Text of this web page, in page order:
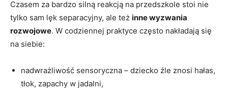
Czasem za bardzo silną reakcją na przedszkole stoi nie
tylko sam lęk separacyjny, ale też inne wyzwania
rozwojowe. W codziennej praktyce często nakładają się
na siebie:
nadwrażliwość sensoryczna – dziecko źle znosi hałas,
tłok, zapachy w jadalni,